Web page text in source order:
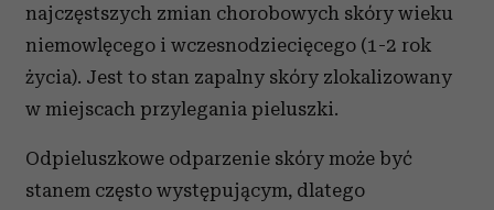
najczęstszych zmian chorobowych skóry wieku
niemowlęcego i wczesnodziecięcego (1-2 rok
życia). Jest to stan zapalny skóry zlokalizowany
w miejscach przylegania pieluszki.
Odpieluszkowe odparzenie skóry może być
stanem często występującym, dlatego